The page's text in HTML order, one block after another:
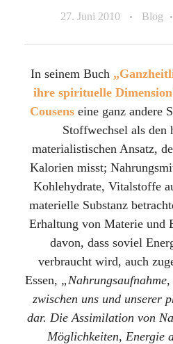
27. Juni 2010 Blog
In seinem Buch
ihre spirituelle
Cousenseine ganz andere
Stoffwechsel als den
materialistischen Ansatz,
Kalorien misst;
Kohlehydrate, Vitalstoffe
materielle Substanz
Erhaltung von Materie und
davon, dass soviel
verbraucht wird, auch
Essen,
zwischen uns und unserer
dar. Die Assimilation von
Möglichkeiten, Energie